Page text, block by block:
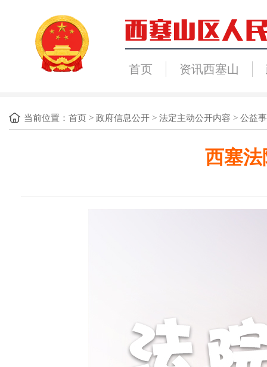
首页 资讯西塞山
当前位置： 首页 > 政府信息公开 > 法定主动公开内容 > 公益
西塞